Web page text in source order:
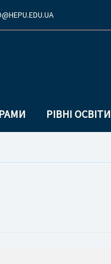
HEPU.EDU.UA
РІВНІ ОСВІТИ